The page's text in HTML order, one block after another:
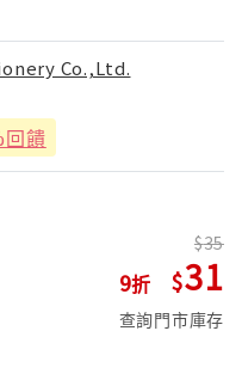
Co.,Ltd.
回饋
9
35
31
查詢門市庫存